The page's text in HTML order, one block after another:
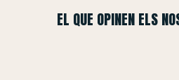
EL QUE OPINEN ELS